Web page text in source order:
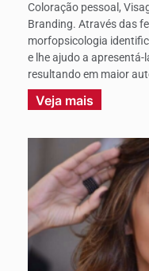
Coloração pessoal,
Branding. Através das
morfopsicologia
e lhe ajudo a
resultando em maior
Veja mais